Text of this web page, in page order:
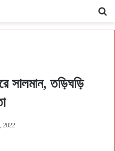
সালমান, তড়িঘড়ি
2022